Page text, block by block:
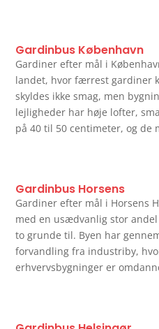
Gardinbus København
Gardiner efter mål i
landet, hvor færrest gardiner
skyldes ikke smag, men
lejligheder har høje lofter,
på 40 til 50 centimeter, og de
Gardinbus Horsens
Gardiner efter mål i Horsens
med en usædvanlig stor
to grunde til. Byen har
forvandling fra industriby,
erhvervsbygninger er